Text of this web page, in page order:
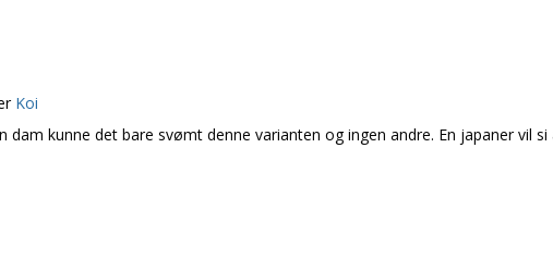
Koi
kunne det bare svømt denne varianten og ingen andre. En japaner vil